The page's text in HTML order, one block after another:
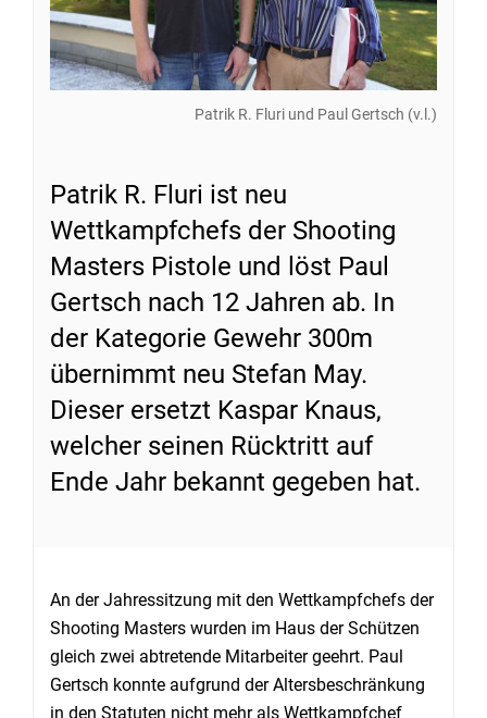
Patrik R. Fluri und Paul Gertsch (v.l.)
Patrik R. Fluri ist neu
Wettkampfchefs der Shooting
Masters Pistole und löst Paul
Gertsch nach 12 Jahren ab. In
der Kategorie Gewehr 300m
übernimmt neu Stefan May.
Dieser ersetzt Kaspar Knaus,
welcher seinen Rücktritt auf
Ende Jahr bekannt gegeben hat.
An der Jahressitzung mit den Wettkampfchefs der
Shooting Masters wurden im Haus der Schützen
gleich zwei abtretende Mitarbeiter geehrt. Paul
Gertsch konnte aufgrund der Altersbeschränkung
in den Statuten nicht mehr als Wettkampfchef